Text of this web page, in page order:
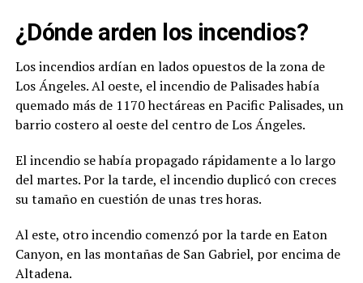
¿Dónde arden los incendios?
Los incendios ardían en lados opuestos de la zona de
Los Ángeles. Al oeste, el incendio de Palisades había
quemado más de 1170 hectáreas en Pacific Palisades, un
barrio costero al oeste del centro de Los Ángeles.
El incendio se había propagado rápidamente a lo largo
del martes. Por la tarde, el incendio duplicó con creces
su tamaño en cuestión de unas tres horas.
Al este, otro incendio comenzó por la tarde en Eaton
Canyon, en las montañas de San Gabriel, por encima de
Altadena.